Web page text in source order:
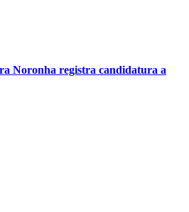
Noronha registra candidatura a